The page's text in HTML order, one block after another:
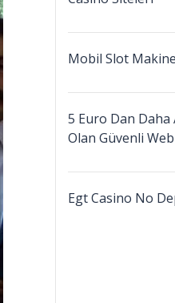
Mobil Slot
5 Euro Dan Daha
Olan Güvenli
Egt Casino No